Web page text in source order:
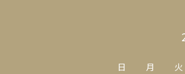
日 月 火